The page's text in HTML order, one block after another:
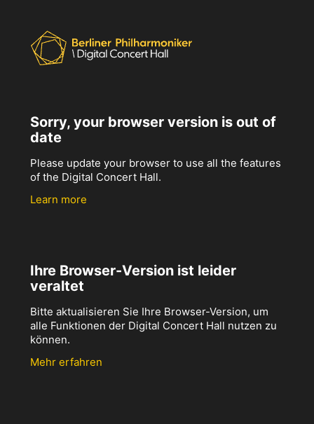
Sorry, your browser version is out of
date
Please update your browser to use all the features
of the Digital Concert Hall.
Learn more
Ihre Browser-Version ist leider
veraltet
Bitte aktualisieren Sie Ihre Browser-Version, um
alle Funktionen der Digital Concert Hall nutzen zu
können.
Mehr erfahren